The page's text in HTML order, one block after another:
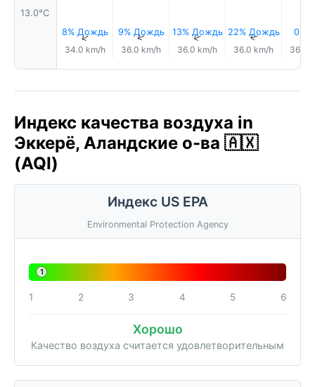
13.0°C
8% Дождь
↑
34.0 km/h
9% Дождь
↑
36.0 km/h
13% Дождь
↑
36.0 km/h
22% Дождь
↑
36.0 km/h
0.0
36.0
Индекс качества воздуха in
Эккерё, Аландские о-ва 🇦🇽
(AQI)
Индекс US EPA
Environmental Protection Agency
1
1 2 3 4 5 6
Хорошо
Качество воздуха считается удовлетворительным